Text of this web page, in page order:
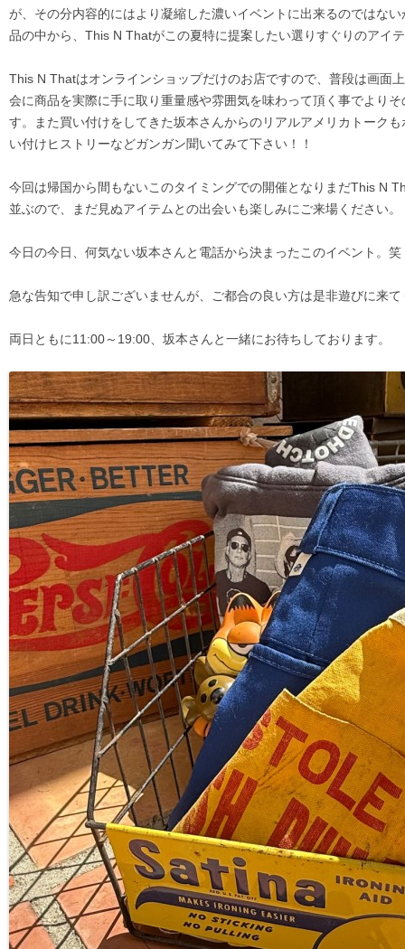
が、その分内容的にはより凝縮した濃いイベントに出来るのではな
品の中から、This N Thatがこの夏特に提案したい選りすぐりのアイ
This N Thatはオンラインショップだけのお店ですので、普段は画面
会に商品を実際に手に取り重量感や雰囲気を味わって頂く事でより
す。また買い付けをしてきた坂本さんからのリアルアメリカトーク
い付けヒストリーなどガンガン聞いてみて下さい！！
今回は帰国から間もないこのタイミングでの開催となりまだThis N
並ぶので、まだ見ぬアイテムとの出会いも楽しみにご来場ください。
今日の今日、何気ない坂本さんと電話から決まったこのイベント。笑
急な告知で申し訳ございませんが、ご都合の良い方は是非遊びに来
両日ともに11:00～19:00、坂本さんと一緒にお待ちしております。